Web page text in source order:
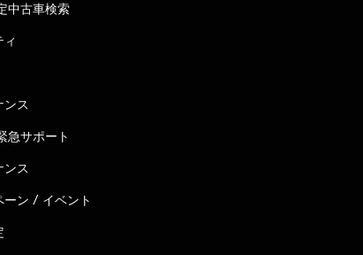
中古車検索
ィ
ンス
急サポート
ンス
ーン / イベント